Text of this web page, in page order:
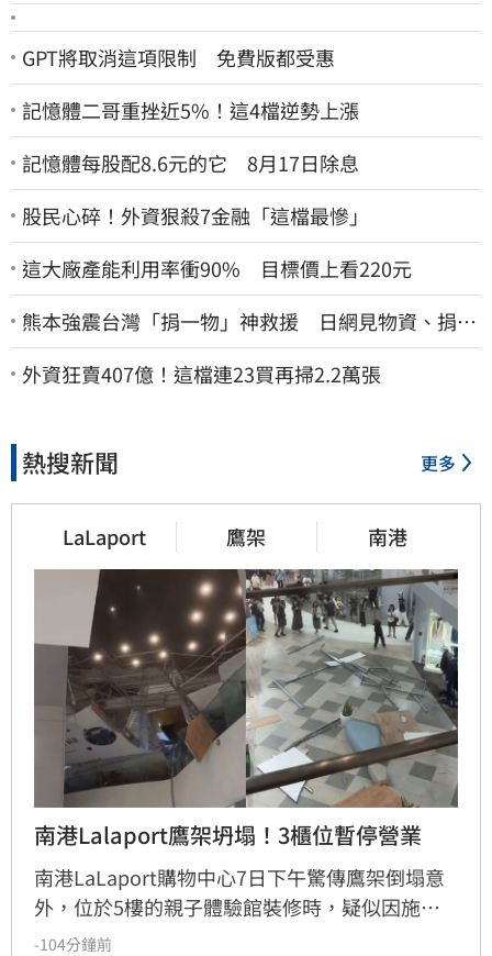
GPT將取消這項限制 免費版都受惠
記憶體二哥重挫近5%！這4檔逆勢上漲
記憶體每股配8.6元的它 8月17日除息
股民心碎！外資狠殺7金融「這檔最慘」
這大廠產能利用率衝90% 目標價上看220元
熊本強震台灣「捐一物」神救援 日網見物資、捐款
喊：給台灣統治算了
外資狂賣407億！這檔連23買再掃2.2萬張
熱搜新聞 更多
LaLaport 鷹架 南港
南港Lalaport鷹架坍塌！3櫃位暫停營業
南港LaLaport購物中心7日下午驚傳鷹架倒塌意
外，位於5樓的親子體驗館裝修時，疑似因施工
未固定妥當，導致鷹架與天花板崩落，現場粉塵
-104分鐘前